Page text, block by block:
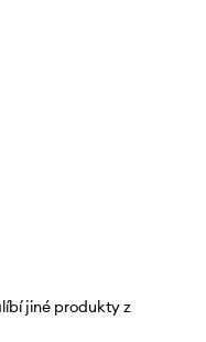
jiné produkty z